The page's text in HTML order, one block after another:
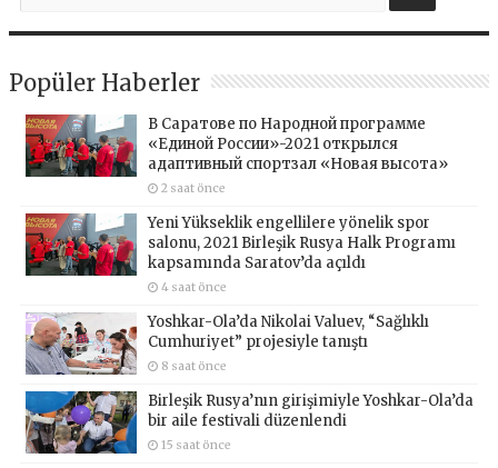
Popüler Haberler
В Саратове по Народной программе
«Единой России»-2021 открылся
адаптивный спортзал «Новая высота»
2 saat önce
Yeni Yükseklik engellilere yönelik spor
salonu, 2021 Birleşik Rusya Halk Programı
kapsamında Saratov’da açıldı
4 saat önce
Yoshkar-Ola’da Nikolai Valuev, “Sağlıklı
Cumhuriyet” projesiyle tanıştı
8 saat önce
Birleşik Rusya’nın girişimiyle Yoshkar-Ola’da
bir aile festivali düzenlendi
15 saat önce